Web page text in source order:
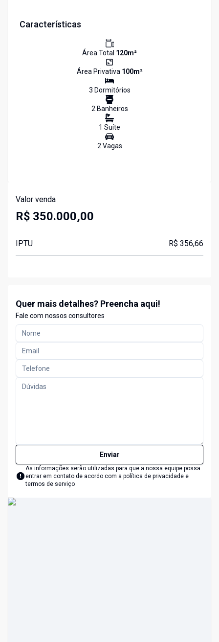
Características
Área Total 120m²
Área Privativa 100m²
3 Dormitórios
2Banheiros
1 Suíte
2Vagas
Valor venda
R$ 350.000,00
IPTU R$ 356,66
Quer mais detalhes? Preencha aqui!
Fale com nossos consultores
Enviar
As informações serão utilizadas para que a nossa equipe possa
entrar em contato de acordo com a política de privacidade e
termos de serviço